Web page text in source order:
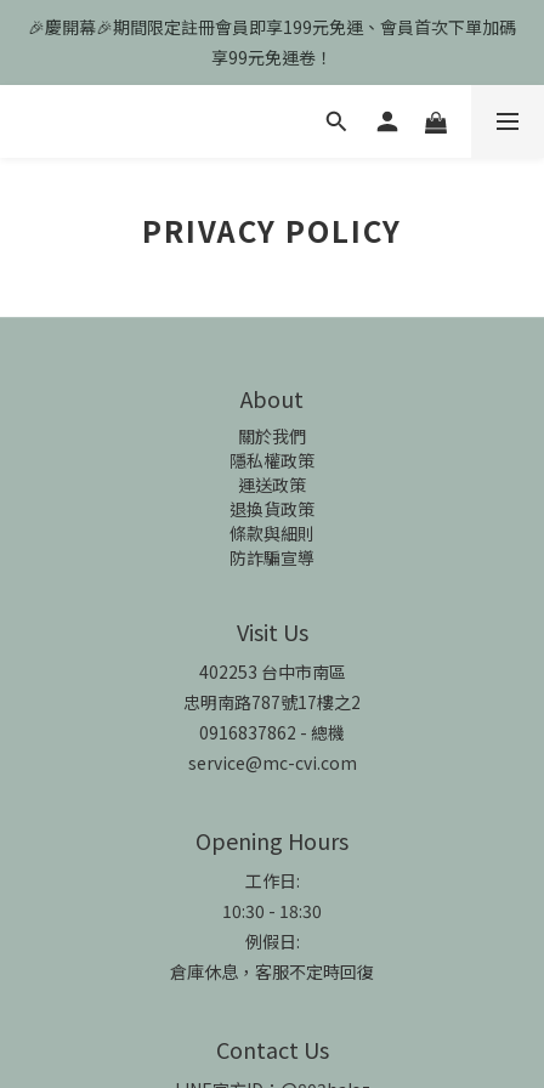
🎉慶開幕🎉期間限定註冊會員即享199元免運、會員首次下單加碼
享99元免運卷！
🎉慶開幕🎉期間限定註冊會員即享199元免運、會員首次下單加碼
享99元免運卷！
歡迎光臨瑪可希維，本站商品皆為台灣現貨、含稅可打統編
享99元免運卷！
PRIVACY POLICY
About
關於我們
隱私權政策
運送政策
退換貨政策
條款與細則
防詐騙宣導
Visit Us
402253 台中市南區
忠明南路787號17樓之2
0916837862 - 總機
service@mc-cvi.com
Opening Hours
工作日:
10:30 - 18:30
例假日:
倉庫休息，客服不定時回復
Contact Us